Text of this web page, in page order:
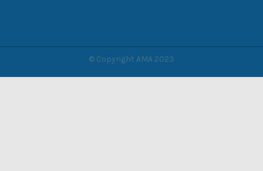
© Copyright AMA 2023